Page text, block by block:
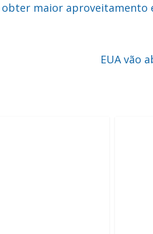
maior aproveitamento
EUA vão